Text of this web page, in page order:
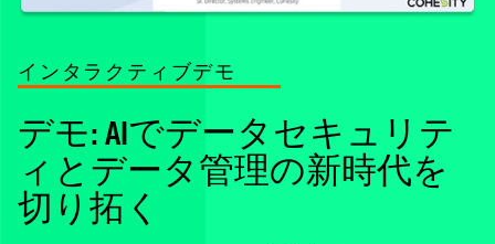
インタラクティブデモ
デモ: AIでデータセキュリテ
ィとデータ管理の新時代を
切り拓く